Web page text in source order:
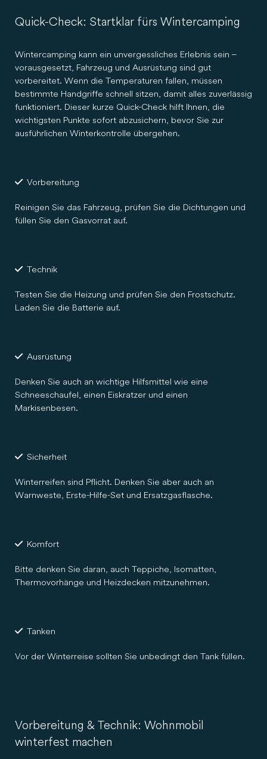
Quick-Check: Startklar fürs Wintercamping
Wintercamping kann ein unvergessliches Erlebnis sein –
vorausgesetzt, Fahrzeug und Ausrüstung sind gut
vorbereitet. Wenn die Temperaturen fallen, müssen
bestimmte Handgriffe schnell sitzen, damit alles zuverlässig
funktioniert. Dieser kurze Quick-Check hilft Ihnen, die
wichtigsten Punkte sofort abzusichern, bevor Sie zur
ausführlichen Winterkontrolle übergehen.
Vorbereitung
Reinigen Sie das Fahrzeug, prüfen Sie die Dichtungen und
füllen Sie den Gasvorrat auf.
Technik
Testen Sie die Heizung und prüfen Sie den Frostschutz.
Laden Sie die Batterie auf.
Ausrüstung
Denken Sie auch an wichtige Hilfsmittel wie eine
Schneeschaufel, einen Eiskratzer und einen
Markisenbesen.
Sicherheit
Winterreifen sind Pflicht. Denken Sie aber auch an
Warnweste, Erste-Hilfe-Set und Ersatzgasflasche.
Komfort
Bitte denken Sie daran, auch Teppiche, Isomatten,
Thermovorhänge und Heizdecken mitzunehmen.
Tanken
Vor der Winterreise sollten Sie unbedingt den Tank füllen.
Vorbereitung & Technik: Wohnmobil
winterfest machen